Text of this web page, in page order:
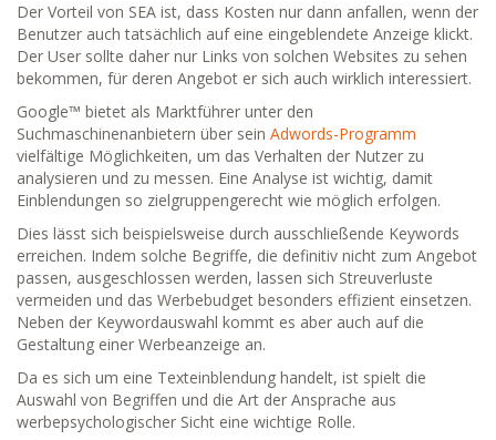
Der Vorteil von SEA ist, dass Kosten nur dann anfallen, wenn der
Benutzer auch tatsächlich auf eine eingeblendete Anzeige klickt.
Der User sollte daher nur Links von solchen Websites zu sehen
bekommen, für deren Angebot er sich auch wirklich interessiert.
Google™ bietet als Marktführer unter den
Suchmaschinenanbietern über sein Adwords-Programm
vielfältige Möglichkeiten, um das Verhalten der Nutzer zu
analysieren und zu messen. Eine Analyse ist wichtig, damit
Einblendungen so zielgruppengerecht wie möglich erfolgen.
Dies lässt sich beispielsweise durch ausschließende Keywords
erreichen. Indem solche Begriffe, die definitiv nicht zum Angebot
passen, ausgeschlossen werden, lassen sich Streuverluste
vermeiden und das Werbebudget besonders effizient einsetzen.
Neben der Keywordauswahl kommt es aber auch auf die
Gestaltung einer Werbeanzeige an.
Da es sich um eine Texteinblendung handelt, ist spielt die
Auswahl von Begriffen und die Art der Ansprache aus
werbepsychologischer Sicht eine wichtige Rolle.